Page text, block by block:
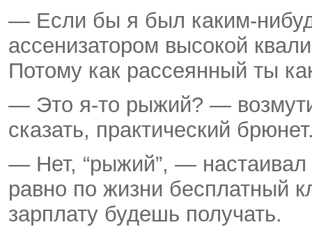
— Если бы я был каким-
ассенизатором высокой
Потому как рассеянный ты
— Это я-то рыжий? —
сказать, практический
— Нет, “рыжий”, —
равно по жизни бесплатный
зарплату будешь получать.